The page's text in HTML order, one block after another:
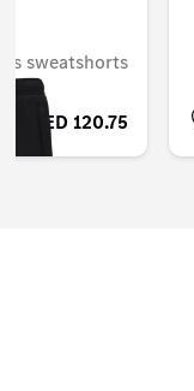
sweatshorts
AED 120.75